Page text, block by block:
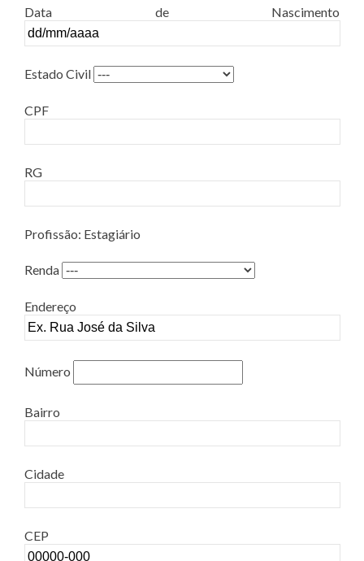
Data de Nascimento
Estado Civil
CPF
RG
Profissão: Estagiário
Renda
Endereço
Número
Bairro
Cidade
CEP